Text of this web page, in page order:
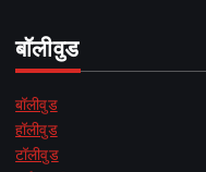
बॉलीवुड
बॉलीवुड
हॉलीवुड
टॉलीवुड